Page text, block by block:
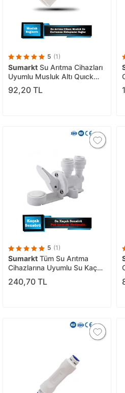
5 (1)
Sumarkt Su Arıtma Cihazları
Uyumlu Musluk Altı Quıck
Bağlantı Aparatı
92,20 TL
5 (1)
Sumarkt Tüm Su Arıtma
Cihazlarına Uyumlu Su Kaçak
(sizinti) Dedektörü Sensör
240,70 TL